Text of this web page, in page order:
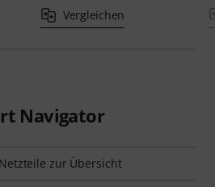
Vergleichen
Navigator
zur Übersicht